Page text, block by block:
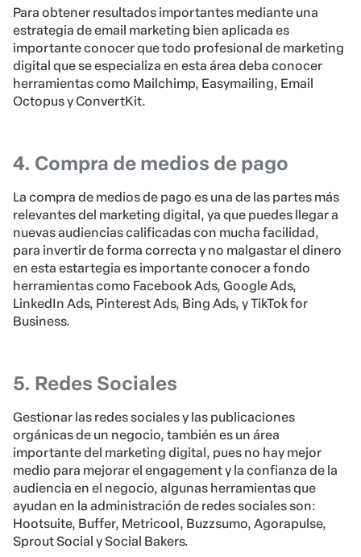
Para obtener resultados importantes mediante una
estrategia de email marketing bien aplicada es
importante conocer que todo profesional de marketing
digital que se especializa en esta área deba conocer
herramientas como Mailchimp, Easymailing, Email
Octopus y ConvertKit.
4. Compra de medios de pago
La compra de medios de pago es una de las partes más
relevantes del marketing digital, ya que puedes llegar a
nuevas audiencias calificadas con mucha facilidad,
para invertir de forma correcta y no malgastar el dinero
en esta estartegia es importante conocer a fondo
herramientas como Facebook Ads, Google Ads,
LinkedIn Ads, Pinterest Ads, Bing Ads, y TikTok for
Business.
5. Redes Sociales
Gestionar las redes sociales y las publicaciones
orgánicas de un negocio, también es un área
importante del marketing digital, pues no hay mejor
medio para mejorar el engagement y la confianza de la
audiencia en el negocio, algunas herramientas que
ayudan en la administración de redes sociales son:
Hootsuite, Buffer, Metricool, Buzzsumo, Agorapulse,
Sprout Social y Social Bakers.